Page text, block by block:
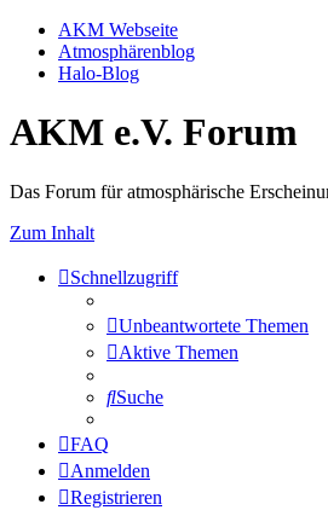
AKM Webseite
Atmosphärenblog
Halo-Blog
AKM e.V. Forum
Das Forum für atmosphärische
Zum Inhalt
Schnellzugriff
Unbeantwortete Themen
Aktive Themen
Suche
FAQ
Anmelden
Registrieren